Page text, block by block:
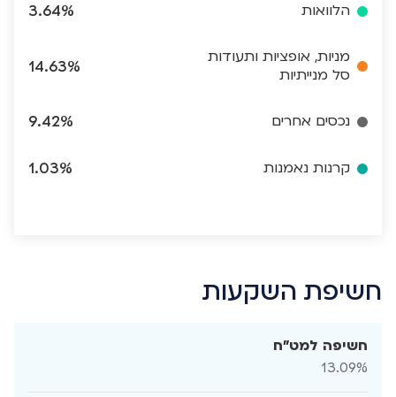
הלוואות 3.64%
מניות, אופציות ותעודות
סל מנייתיות
14.63%
נכסים אחרים 9.42%
קרנות נאמנות 1.03%
חשיפת השקעות
חשיפה למט"ח
13.09%